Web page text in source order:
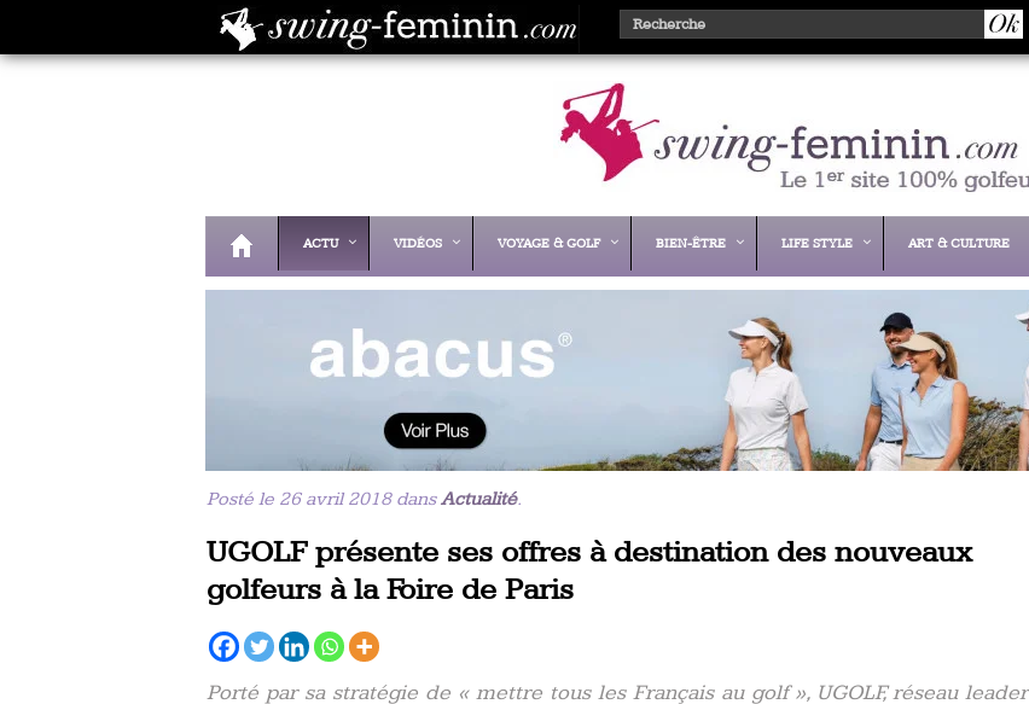
ACTU VIDÉOS VOYAGE & GOLF BIEN-ÊTRE LIFE STYLE ART & CULTURE
Posté le 26 avril 2018 dansActualité.
UGOLF présente ses offres à destination des nouveaux
golfeurs à la Foire de Paris
Porté par sa stratégie de « mettre tous les Français au golf », UGOLF, réseau leader